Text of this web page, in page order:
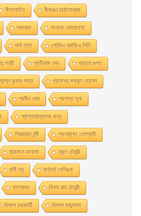
নীললােহিত নীলাঞ্জন চট্টোপাধ্যায়
পরশুরাম পাওলাে কোয়েলহাে
পার্থ দত্ত পােজিও ব্রাচ্চিও লিনি
পত্রী পৃথ্বীরাজ সেন প্রচেত গুপ্ত
কুমার পাত্র প্রফেসর মকবুল হােসেন
প্রবীর ঘােষ প্রশান্ত মৃধা
প্রাপ্তবয়স্কদের জন্য
প্রিয়ব্রত নন্দী প্ৰণয়কৃষ্ণ গোস্বামী
ফ্রানৎস কাফকা বকুল চৌধুরী
বানী বসু বার্নহার্ড শেলিঙ্ক
বাৎস্যায়ন বিনতা রায় চৌধুরী
বিপ্লব চক্রবর্তী বিপ্লব মজুমদার